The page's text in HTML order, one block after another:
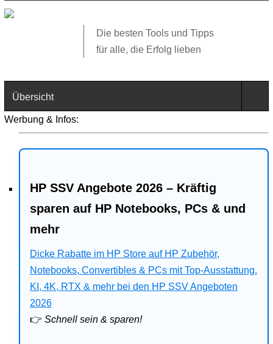
Die besten Tools und Tipps
für alle, die Erfolg lieben
Übersicht
Web
Business
Angebote
Bitdefender
Werbung & Infos:
HP SSV Angebote 2026 – Kräftig
sparen auf HP Notebooks, PCs & und
mehr
Dicke Rabatte im HP Store auf HP Zubehör,
Notebooks, Convertibles & PCs mit Top-Ausstattung.
KI, 4K, RTX & mehr bei den HP SSV Angeboten
2026
👉 Schnell sein & sparen!